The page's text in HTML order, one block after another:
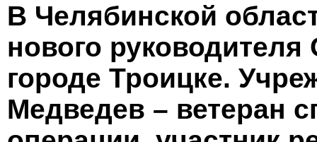
В Челябинской
нового
городе Троицке.
Медведев – ветеран